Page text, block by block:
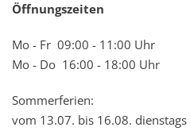
Öffnungszeiten
Mo - Fr 09:00 - 11:00 Uhr
Mo - Do 16:00 - 18:00 Uhr
Sommerferien:
vom 13.07. bis 16.08.